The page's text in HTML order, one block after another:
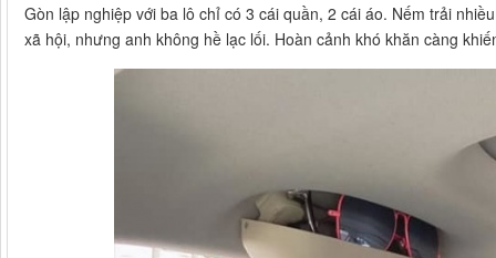
Gòn lập nghiệp với ba lô chỉ có 3 cái quần, 2 cái áo. Nếm trải
xã hội, nhưng anh không hề lạc lối. Hoàn cảnh khó khăn càng